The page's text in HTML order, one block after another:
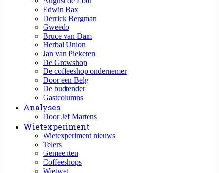
Edwin Bax
Derrick Bergman
Gweedo
Bruce van Dam
Herbal Union
Jan van Piekeren
De Growshop
De coffeeshop ondernemer
Door een Belg
De budtender
Gastcolumns
Analyses
Door Jef Martens
Wietexperiment
Wietexperiment nieuws
Telers
Gemeenten
Coffeeshops
Wietwet